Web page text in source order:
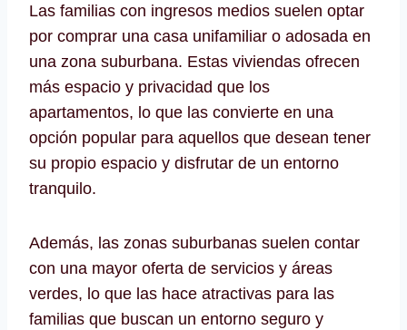
Las familias con ingresos medios suelen optar
por comprar una casa unifamiliar o adosada en
una zona suburbana. Estas viviendas ofrecen
más espacio y privacidad que los
apartamentos, lo que las convierte en una
opción popular para aquellos que desean tener
su propio espacio y disfrutar de un entorno
tranquilo.
Además, las zonas suburbanas suelen contar
con una mayor oferta de servicios y áreas
verdes, lo que las hace atractivas para las
familias que buscan un entorno seguro y